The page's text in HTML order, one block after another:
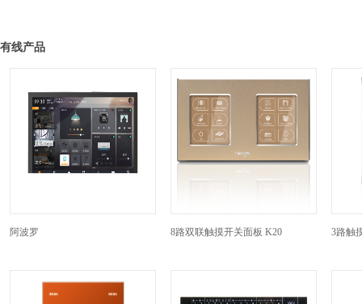
有线产品
阿波罗 8路双联触摸开关面板 K20 3路触